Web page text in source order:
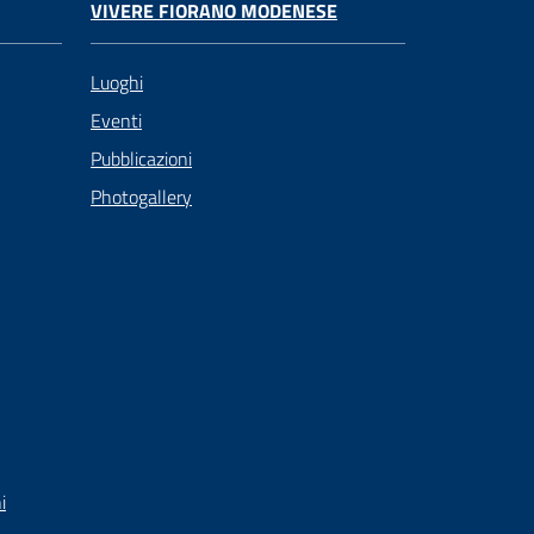
VIVERE FIORANO MODENESE
Luoghi
Eventi
Pubblicazioni
Photogallery